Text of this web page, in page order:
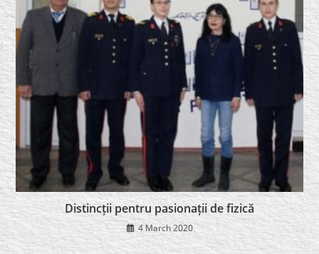
Distincții pentru pasionații de fizică
4 March 2020